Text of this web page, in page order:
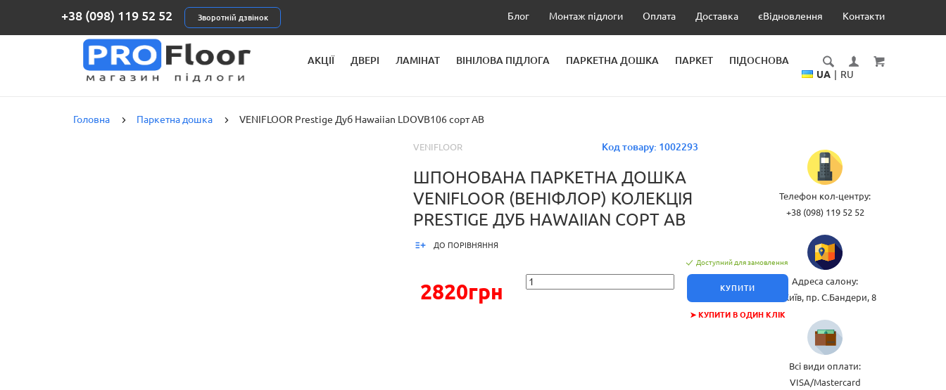
+38 (098) 119 52 52 Зворотній дзвінок Блог Монтаж підлоги Оплата Доставка єВідновлення Контакти
АКЦІЇ ДВЕРІ ЛАМІНАТ ВІНІЛОВА ПІДЛОГА ПАРКЕТНА ДОШКА ПАРКЕТ
ПІДОСНОВА
UA RU
Головна Паркетна дошка VENIFLOOR Prestige Дуб Hawaiian LDOVB106 сорт AB
Код товару: 1002293
VENIFLOOR
ШПОНОВАНА ПАРКЕТНА ДОШКА
VENIFLOOR (ВЕНІФЛОР) КОЛЕКЦІЯ
PRESTIGE ДУБ HAWAIIAN СОРТ AB
ДО ПОРІВНЯННЯ
2820грн
Доступний для замовлення
КУПИТИ
➤ КУПИТИ В ОДИН КЛІК
Телефон кол-центру:
+38 (098) 119 52 52
Адреса салону:
м.Київ, пр. С.Бандери, 8
Всі види оплати:
VISA/Mastercard